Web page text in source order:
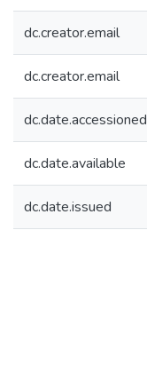
dc.creator.email
dc.creator.email
dc.date.accessioned
dc.date.available
dc.date.issued